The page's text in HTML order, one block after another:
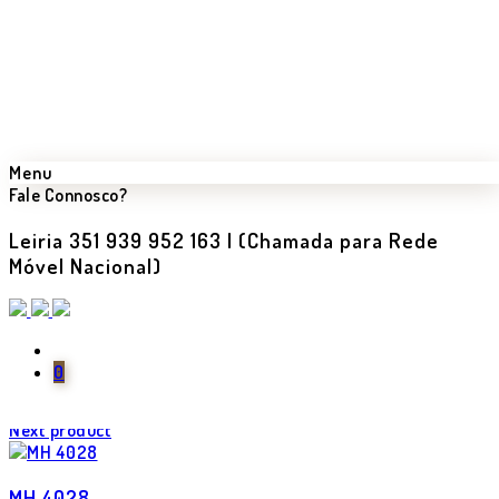
Menu
Fale Connosco?
Leiria 351 939 952 163 | (Chamada para Rede
Móvel Nacional)
0
Back
Previous product
MH 6021
Next product